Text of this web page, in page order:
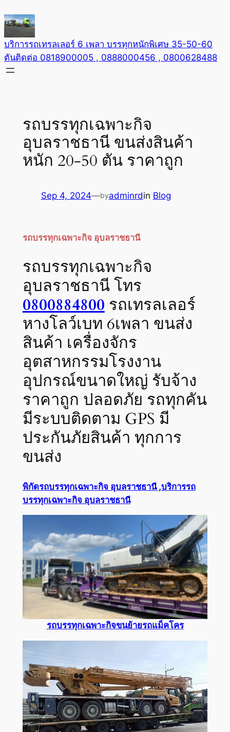
to
content
บริการรถเทรลเลอร์ 6 เพลา บรรทุกหนักพิเศษ 35-50-60
ตันติดต่อ 0818900005 , 0888000456 , 0800628488
รถบรรทุกเฉพาะกิจ
อุบลราชธานี ขนส่งสินค้า
หนัก 20-50 ตัน ราคาถูก
Sep 4, 2024—byadminrdin Blog
รถบรรทุกเฉพาะกิจ อุบลราชธานี
รถบรรทุกเฉพาะกิจ
อุบลราชธานี โทร
0800884800 รถเทรลเลอร์
หางโลว์เบท 6เพลา ขนส่ง
สินค้า เครื่องจักร
อุตสาหกรรมโรงงาน
อุปกรณ์ขนาดใหญ่ รับจ้าง
ราคาถูก ปลอดภัย รถทุกคัน
มีระบบติดตาม GPS มี
ประกันภัยสินค้า ทุกการ
ขนส่ง
พิกัดรถบรรทุกเฉพาะกิจ อุบลราชธานี ,บริการรถ
บรรทุกเฉพาะกิจ อุบลราชธานี
รถบรรทุกเฉพาะกิจขนย้ายรถแม็คโคร